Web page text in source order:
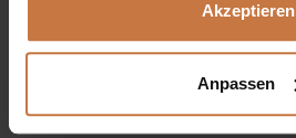
Akzeptieren
Anpassen